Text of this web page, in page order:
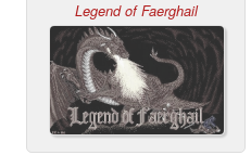
Legend of Faerghail